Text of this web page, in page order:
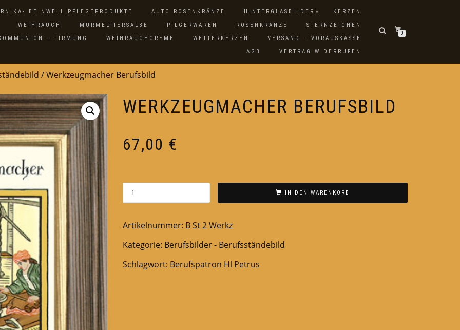
BEINWELL PFLEGEPRODUKTE AUTO ROSENKRÄNZE HINTERGLASBILDER
KERZEN
WEIHRAUCH
MURMELTIERSALBE PILGERWAREN ROSENKRÄNZE
STERNZEICHEN
– FIRMUNG
WEIHRAUCHCREME WETTERKERZEN
VERSAND – VORAUSKASSE
AGB
VERTRAG WIDERRUFEN
0
/ Werkzeugmacher Berufsbild
WERKZEUGMACHER BERUFSBILD
67,00 €
IN DEN WARENKORB
Artikelnummer: B St 2 Werkz
Kategorie: Berufsbilder - Berufsständebild
Schlagwort: Berufspatron Hl Petrus